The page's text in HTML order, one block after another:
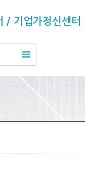
/ 기업가정신센터